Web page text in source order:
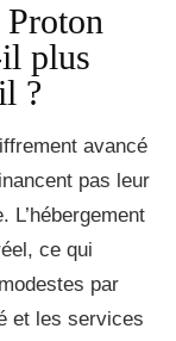
plus
?
avancé
pas leur
L’hébergement
ce qui
par
et les services